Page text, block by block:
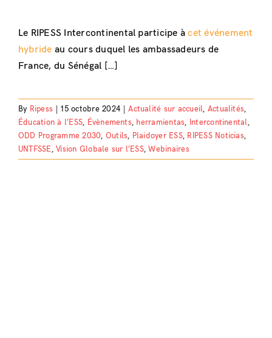
Le RIPESS Intercontinental participe àcet événement
hybride au cours duquel les ambassadeurs de
France, du Sénégal […]
By Ripess | 15 octobre 2024 | Actualité sur accueil, Actualités,
Éducation à l’ESS, Évènements, herramientas, Intercontinental,
ODD Programme 2030, Outils, Plaidoyer ESS, RIPESS Noticias,
UNTFSSE,Vision Globale sur l’ESS,Webinaires